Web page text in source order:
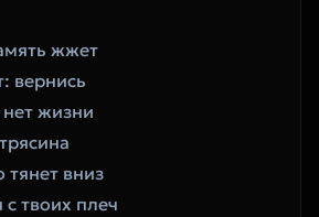
жжет
вернись
жизни
тянет вниз
с твоих плеч